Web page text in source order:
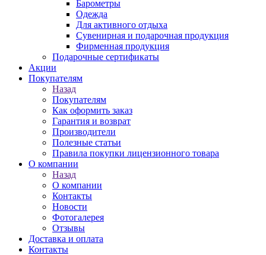
Барометры
Одежда
Для активного отдыха
Сувенирная и подарочная продукция
Фирменная продукция
Подарочные сертификаты
Акции
Покупателям
Назад
Покупателям
Как оформить заказ
Гарантия и возврат
Производители
Полезные статьи
Правила покупки лицензионного товара
О компании
Назад
О компании
Контакты
Новости
Фотогалерея
Отзывы
Доставка и оплата
Контакты